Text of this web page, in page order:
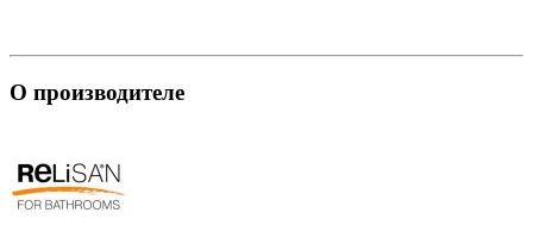
О производителе